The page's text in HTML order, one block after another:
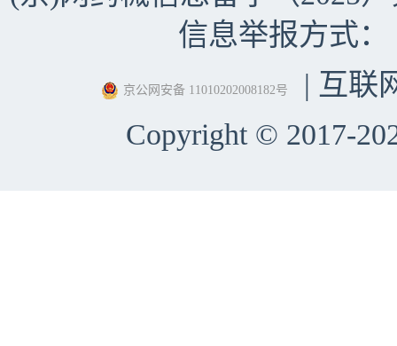
信息举报方式：
京公网安备 11010202008182号
| 互联
Copyright © 2017-